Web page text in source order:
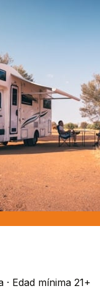
· Edad mínima 21+